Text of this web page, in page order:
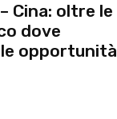
Cina: oltre le
dove
opportunità